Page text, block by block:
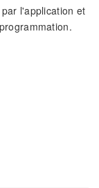
l'application et